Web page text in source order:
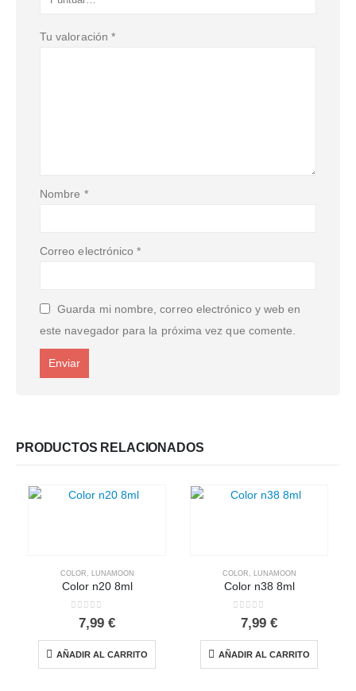
Tu valoración *
Nombre *
Correo electrónico*
Guarda mi nombre, correo electrónico y web en
este navegador para la próxima vez que comente.
PRODUCTOS RELACIONADOS
COLOR LUNAMOON
Color n20 8ml
out of 5
7,99 €
AÑADIR AL CARRITO
COLOR LUNAMOON
Color n38 8ml
out of 5
7,99 €
AÑADIR AL CARRITO